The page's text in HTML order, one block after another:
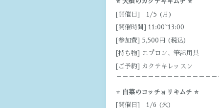
⭐️ 大根のカクテキキムチ ⭐️
[開催日] 1/5 (月)
[開催時間] 11:00~13:00
[参加費] 5,500円 (税込)
[持ち物] エプロン、筆記用具
[ご予約] カクテキレッスン
⭐️ 白菜のコッチョリキムチ ⭐️
[開催日] 1/6 (火)